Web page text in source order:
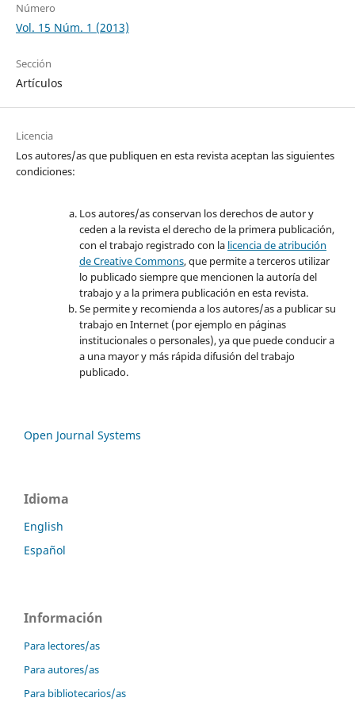
Número
Vol. 15 Núm. 1 (2013)
Sección
Artículos
Licencia
Los autores/as que publiquen en esta revista aceptan las siguientes
condiciones:
Los autores/as conservan los derechos de autor y
ceden a la revista el derecho de la primera publicación,
con el trabajo registrado con la licencia de atribución
de Creative Commons, que permite a terceros utilizar
lo publicado siempre que mencionen la autoría del
trabajo y a la primera publicación en esta revista.
Se permite y recomienda a los autores/as a publicar su
trabajo en Internet (por ejemplo en páginas
institucionales o personales), ya que puede conducir a
a una mayor y más rápida difusión del trabajo
publicado.
Open Journal Systems
Idioma
English
Español
Información
Para lectores/as
Para autores/as
Para bibliotecarios/as